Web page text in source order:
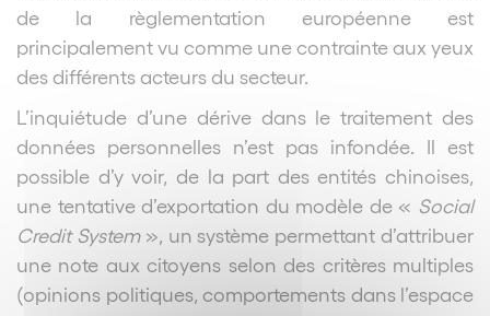
de la règlementation européenne est
principalement vu comme une contrainte aux yeux
des différents acteurs du secteur.
L’inquiétude d’une dérive dans le traitement des
données personnelles n’est pas infondée. Il est
possible d’y voir, de la part des entités chinoises,
une tentative d’exportation du modèle de « Social
Credit System», un système permettant d’attribuer
une note aux citoyens selon des critères multiples
(opinions politiques, comportements dans l’espace